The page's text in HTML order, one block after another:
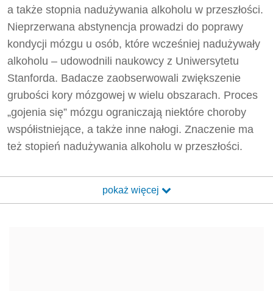
a także stopnia nadużywania alkoholu w przeszłości.
Nieprzerwana abstynencja prowadzi do poprawy
kondycji mózgu u osób, które wcześniej nadużywały
alkoholu – udowodnili naukowcy z Uniwersytetu
Stanforda. Badacze zaobserwowali zwiększenie
grubości kory mózgowej w wielu obszarach. Proces
„gojenia się” mózgu ograniczają niektóre choroby
współistniejące, a także inne nałogi. Znaczenie ma
też stopień nadużywania alkoholu w przeszłości.
pokaż więcej